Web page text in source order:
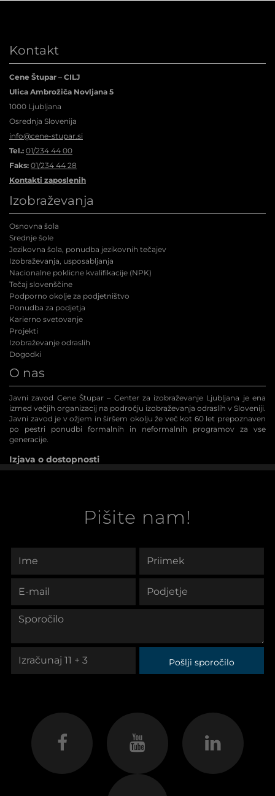
Kontakt
Cene Štupar – CILJ
Ulica Ambrožiča Novljana 5
1000 Ljubljana
Osrednja Slovenija
info@cene-stupar.si
Tel.: 01/234 44 00
Faks: 01/234 44 28
Kontakti zaposlenih
Izobraževanja
Osnovna šola
Srednje šole
Jezikovna šola, ponudba jezikovnih tečajev
Izobraževanja, usposabljanja
Nacionalne poklicne kvalifikacije (NPK)
Tečaj slovenščine
Podporno okolje za podjetništvo
Ponudba za podjetja
Karierno svetovanje
Projekti
Izobraževanje odraslih
Dogodki
O nas
Javni zavod Cene Štupar – Center za izobraževanje Ljubljana je ena
izmed večjih organizacij na področju izobraževanja odraslih v Sloveniji.
Javni zavod je v ožjem in širšem okolju že več kot 60 let prepoznaven
po pestri ponudbi formalnih in neformalnih programov za vse
generacije.
Izjava o dostopnosti
Pišite nam!
Pošlji sporočilo